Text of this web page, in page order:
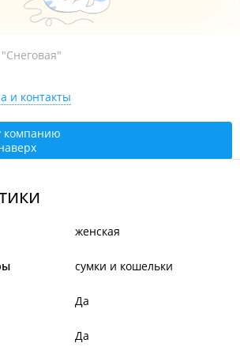
Светланская, 29 стр. 1
пав. 417а
и контакты
компанию
женская
сумки и кошельки
Да
Да